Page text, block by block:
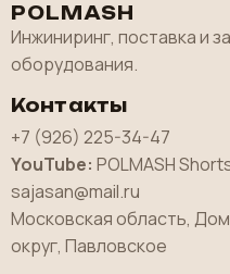
POLMASH
Инжиниринг, поставка и
оборудования.
Контакты
+7 (926) 225-34-47
YouTube: POLMASH
sajasan@mail.ru
Московская область,
округ, Павловское